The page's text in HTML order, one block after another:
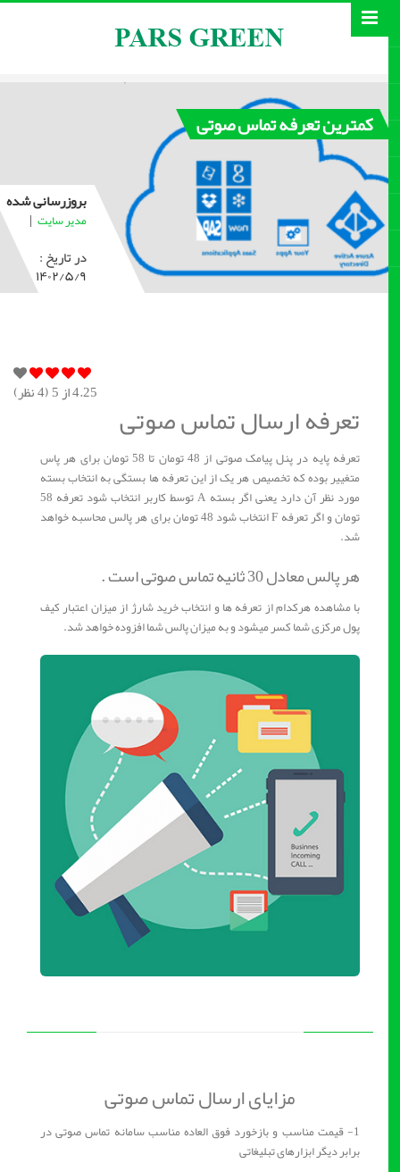
کمترین تعرفه تماس صوتی
بروزرسانی شده
مدیر سایت |
در تاریخ :
۱۴۰۲/۵/۹
4.25از 5 ( 4نظر)
تعرفه ارسال تماس صوتی
تعرفه پایه در پنل پیامک صوتی از 48 تومان تا 58 تومان برای هر پاس
متغییر بوده که تخصیص هر یک از این تعرفه ها بستگی به انتخاب بسته
مورد نظر آن دارد یعنی اگر بسته A توسط کاربر انتخاب شود تعرفه 58
تومان و اگر تعرفه F انتخاب شود 48 تومان برای هر پالس محاسبه خواهد
شد.
هر پالس معادل 30 ثانیه تماس صوتی است .
با مشاهده هرکدام از تعرفه ها و انتخاب خرید شارژ از میزان اعتبار کیف
پول مرکزی شما کسر میشود و به میزان پالس شما افزوده خواهد شد.
مزایای ارسال تماس صوتی
1- قیمت مناسب و بازخورد فوق العاده مناسب سامانه تماس صوتی در
برابر دیگر ابزارهای تبلیغاتی